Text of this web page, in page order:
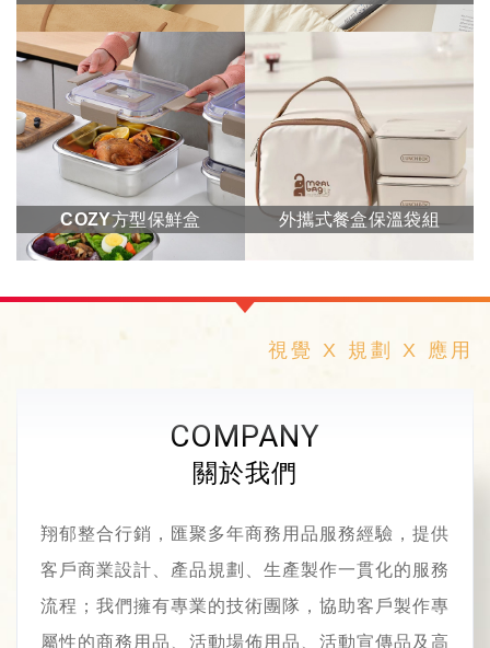
COZY方型保鮮盒 外攜式餐盒保溫袋組
視覺 X 規劃 X 應用
COMPANY
關於我們
翔郁整合行銷，匯聚多年商務用品服務經驗，提供
客戶商業設計、產品規劃、生產製作一貫化的服務
流程；我們擁有專業的技術團隊，協助客戶製作專
屬性的商務用品、活動場佈用品、活動宣傳品及高